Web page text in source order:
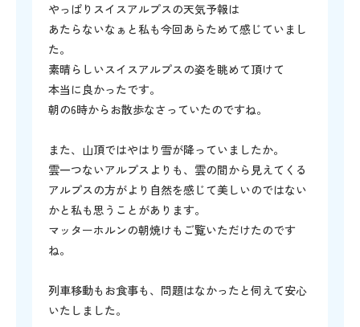
やっぱりスイスアルプスの天気予報は
あたらないなぁと私も今回あらためて感じていまし
た。
素晴らしいスイスアルプスの姿を眺めて頂けて
本当に良かったです。
朝の6時からお散歩なさっていたのですね。
また、山頂ではやはり雪が降っていましたか。
雲一つないアルプスよりも、雲の間から見えてくる
アルプスの方がより自然を感じて美しいのではない
かと私も思うことがあります。
マッターホルンの朝焼けもご覧いただけたのです
ね。
列車移動もお食事も、問題はなかったと伺えて安心
いたしました。